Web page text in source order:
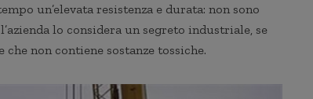
un’elevata resistenza e durata: non sono
lo considera un segreto industriale, se
non contiene sostanze tossiche.